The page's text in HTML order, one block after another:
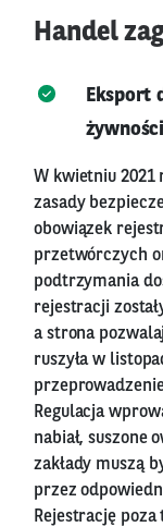
Handel
Eksport
W kwietniu 2021
zasady
obowiązek
przetwórczych
podtrzymania
rejestracji
a strona
ruszyła w
Regulacja
nabiał, suszone
zakłady muszą
przez
Rejestrację